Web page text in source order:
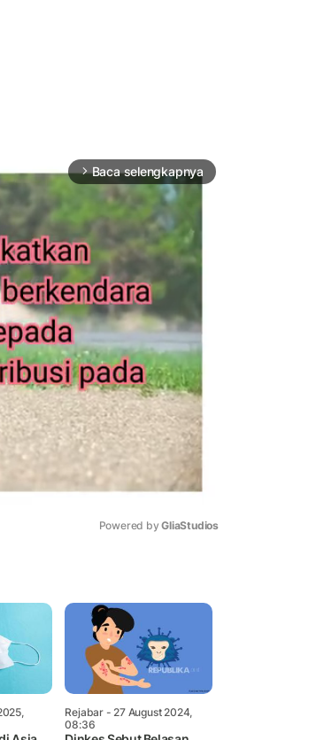
arrow_forward_ios Baca selengkapnya
Powered by GliaStudios
Rejabar- 27 August 2024,
08:36